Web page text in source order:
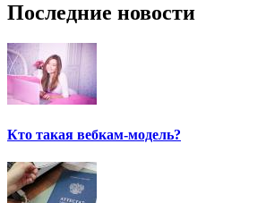
Последние новости
Кто такая вебкам-модель?